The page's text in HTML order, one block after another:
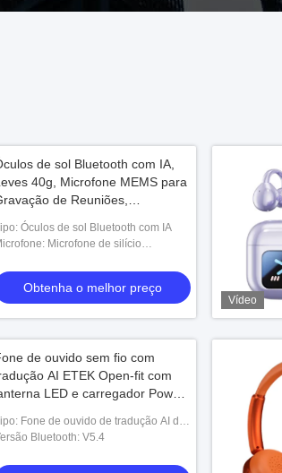
de sol Bluetooth com IA,
40g, Microfone MEMS para
de Reuniões,
Carregamento Magnético, Áudio
Ouvido Aberto
Óculos de sol Bluetooth com IA
Microfone de silício
Obtenha o melhor preço
Vídeo
de ouvido sem fio com
AI ETEK Open-fit com
LED e carregador Power
Fone de ouvido de tradução AI de
aberto
Bluetooth: V5.4